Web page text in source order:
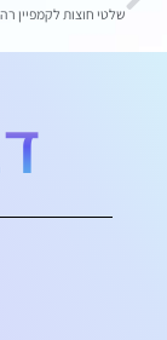
שלטי חוצות לקמפיין